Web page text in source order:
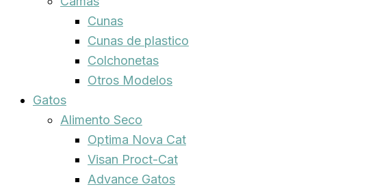
Cunas
Cunas de plastico
Colchonetas
Otros Modelos
Gatos
Alimento Seco
Optima Nova Cat
Visan Proct-Cat
Advance Gatos